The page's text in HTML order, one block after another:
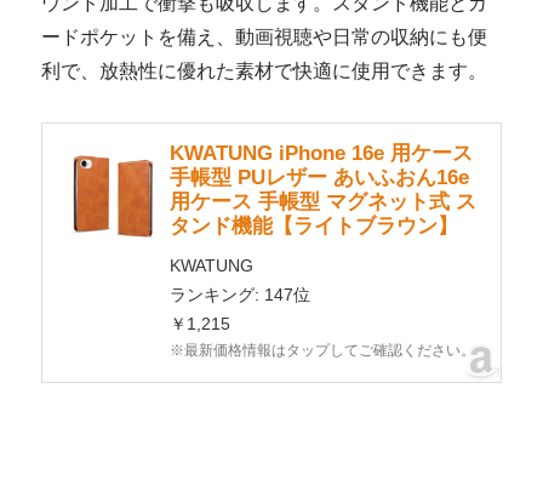
ードポケットを備え、動画視聴や日常の収納にも便
利で、放熱性に優れた素材で快適に使用できます。
KWATUNG iPhone 16e 用ケース
手帳型 PUレザー あいふおん16e
用ケース 手帳型 マグネット式 ス
タンド機能【ライトブラウン】
KWATUNG
ランキング: 147位
￥1,215
※最新価格情報はタップしてご確認ください。